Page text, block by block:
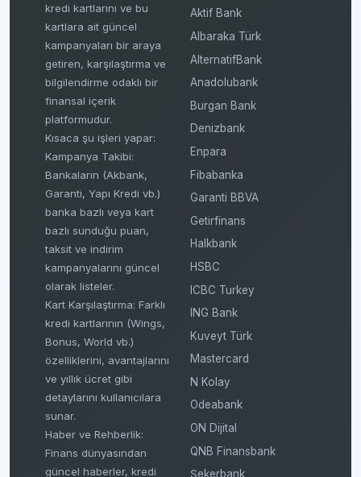
kredi kartlarını ve bu
kartlara ait güncel
kampanyaları bir araya
getiren, karşılaştırma ve
bilgilendirme odaklı bir
finansal içerik
platformudur.
Kısaca şu işleri yapar:
Kampanya Takibi:
Bankaların (Akbank,
Garanti, Yapı Kredi vb.)
banka bazlı veya kart
bazlı sunduğu puan,
taksit ve indirim
kampanyalarını güncel
olarak listeler.
Kart Karşılaştırma: Farklı
kredi kartlarının (Wings,
Bonus, World vb.)
özelliklerini, avantajlarını
ve yıllık ücret gibi
detaylarını kullanıcılara
sunar.
Haber ve Rehberlik:
Finans dünyasından
güncel haberler, kredi
Aktif Bank
Albaraka Türk
AlternatifBank
Anadolubank
Burgan Bank
Denizbank
Enpara
Fibabanka
Garanti BBVA
Getirfinans
Halkbank
HSBC
ICBC Turkey
ING Bank
Kuveyt Türk
Mastercard
N Kolay
Odeabank
ON Dijital
QNB Finansbank
Şekerbank